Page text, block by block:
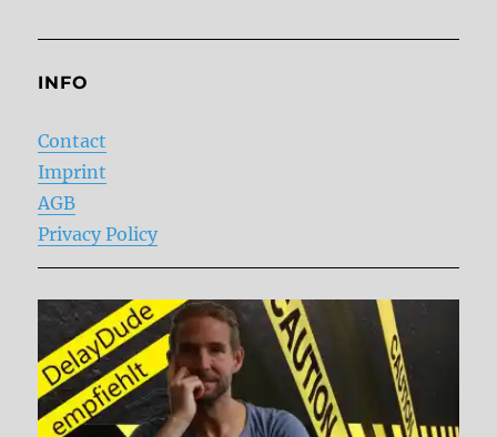
INFO
Contact
Imprint
AGB
Privacy Policy